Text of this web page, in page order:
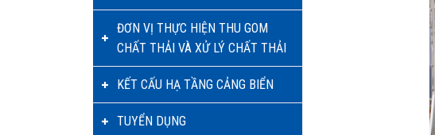
ĐƠN VỊ THỰC HIỆN THU GOM
CHẤT THẢI VÀ XỬ LÝ CHẤT THẢI
KẾT CẤU HẠ TẦNG CẢNG BIỂN
TUYỂN DỤNG